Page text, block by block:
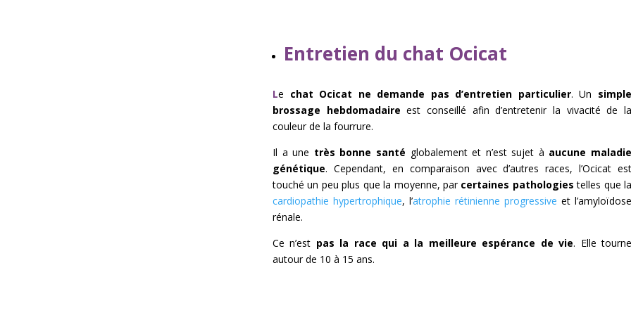
Entretien du chat Ocicat
Le chat Ocicat ne demande pas d’entretien particulier. Un simple
brossage hebdomadaire est conseillé afin d’entretenir la vivacité de la
couleur de la fourrure.
Il a une très bonne santé globalement et n’est sujet à aucune maladie
génétique. Cependant, en comparaison avec d’autres races, l’Ocicat est
touché un peu plus que la moyenne, par certaines pathologies telles que la
cardiopathie hypertrophique, l’atrophie rétinienne progressive et l’amyloïdose
rénale.
Ce n’est pas la race qui a la meilleure espérance de vie. Elle tourne
autour de 10 à 15 ans.